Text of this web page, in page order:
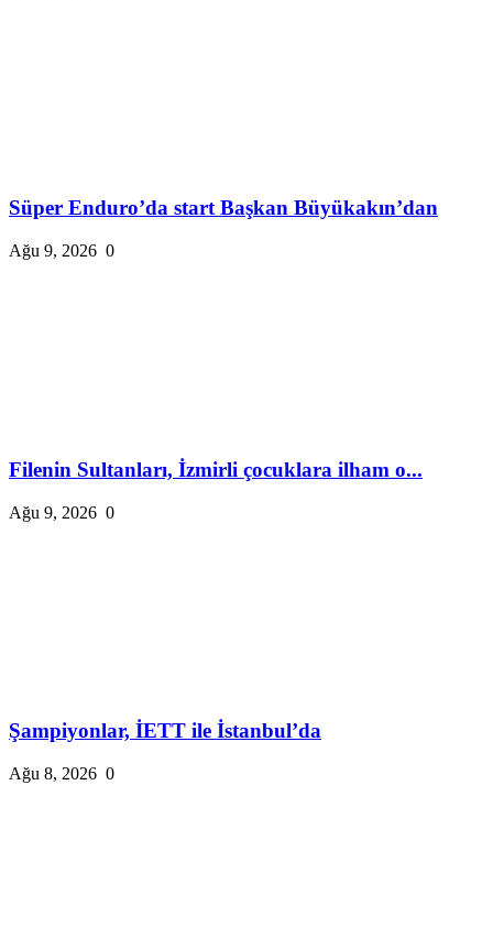
Süper Enduro’da start Başkan Büyükakın’dan
Ağu 9, 2026 0
Filenin Sultanları, İzmirli çocuklara ilham o...
Ağu 9, 2026 0
Şampiyonlar, İETT ile İstanbul’da
Ağu 8, 2026 0